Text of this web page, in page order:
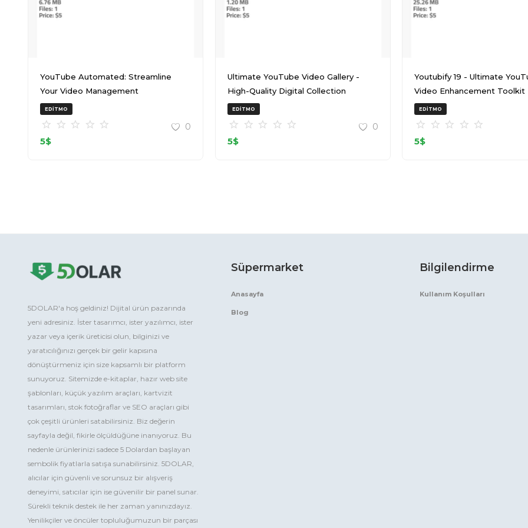
YouTube Automated: Streamline
Your Video Management
EDITMO
0
5$
Ultimate YouTube Video Gallery -
High-Quality Digital Collection
EDITMO
0
5$
Youtubify 19 - Ultimate
Video Enhancement Toolkit
EDITMO
5$
5DOLAR'a hoş geldiniz! Dijital ürün pazarında
yeni adresiniz. İster tasarımcı, ister yazılımcı, ister
yazar veya içerik üreticisi olun, bilginizi ve
yaratıcılığınızı gerçek bir gelir kapısına
dönüştürmeniz için size kapsamlı bir platform
sunuyoruz. Sitemizde e-kitaplar, hazır web site
şablonları, küçük yazılım araçları, kartvizit
tasarımları, stok fotoğraflar ve SEO araçları gibi
çok çeşitli ürünleri satabilirsiniz. Biz değerin
sayfayla değil, fikirle ölçüldüğüne inanıyoruz. Bu
nedenle ürünlerinizi sadece 5 Dolardan başlayan
sembolik fiyatlarla satışa sunabilirsiniz. 5DOLAR,
alıcılar için güvenli ve sorunsuz bir alışveriş
deneyimi, satıcılar için ise güvenilir bir panel sunar.
Sürekli teknik destek ile her zaman yanınızdayız.
Yenilikçiler ve öncüler topluluğumuzun bir parçası
Süpermarket
Anasayfa
Blog
Bilgilendirme
Kullanım Koşulları